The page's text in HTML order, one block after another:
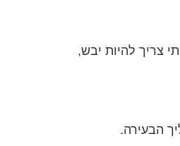
צריך להיות יבש,
הבעירה.